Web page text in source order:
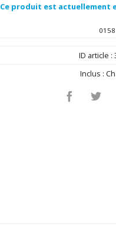
Ce produit est actuellement
ID article :
Inclus :